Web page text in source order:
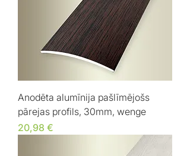
Anodēta alumīnija pašlīmējošs
pārejas profils, 30mm, wenge
Cena
20,98 €